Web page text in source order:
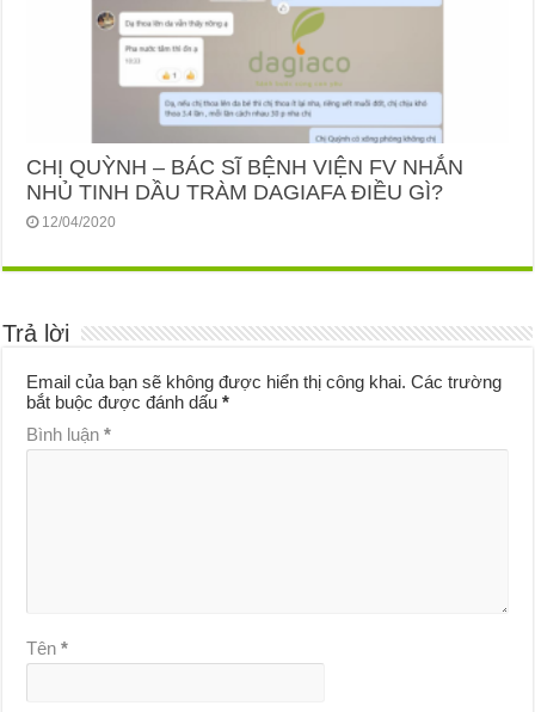
CHỊ QUỲNH – BÁC SĨ BỆNH VIỆN FV NHẮN
NHỦ TINH DẦU TRÀM DAGIAFA ĐIỀU GÌ?
12/04/2020
Trả lời
Email của bạn sẽ không được hiển thị công khai. Các trường
bắt buộc được đánh dấu*
Bình luận*
Tên*